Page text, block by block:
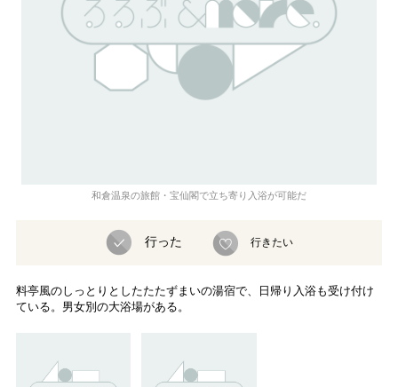
和倉温泉の旅館・宝仙閣で立ち寄り入浴が可能だ
行った 行きたい
料亭風のしっとりとしたたたずまいの湯宿で、日帰り入浴も受け付け
ている。男女別の大浴場がある。